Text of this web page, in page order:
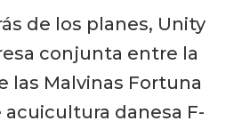
de los planes, Unity
conjunta entre la
las Malvinas Fortuna
danesa F-